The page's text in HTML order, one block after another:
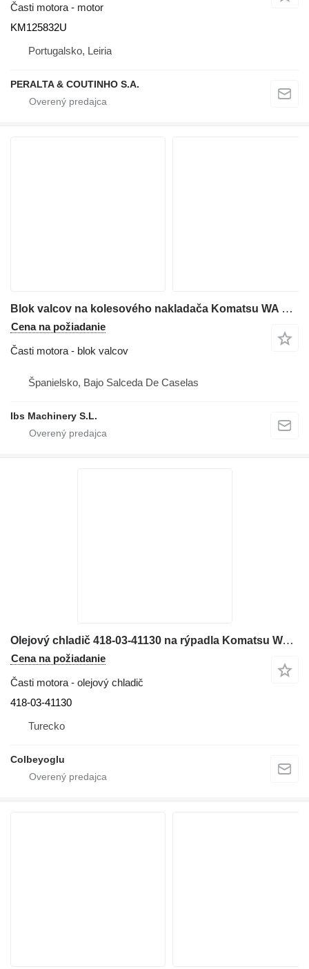
Časti motora - motor
KM125832U
Portugalsko, Leiria
PERALTA & COUTINHO S.A.
Blok valcov na kolesového nakladača Komatsu WA 600-1
Cena na požiadanie
Časti motora - blok valcov
Španielsko, Bajo Salceda De Caselas
Ibs Machinery S.L.
Olejový chladič 418-03-41130 na rýpadla Komatsu WA200-6
Cena na požiadanie
Časti motora - olejový chladič
418-03-41130
Turecko
Colbeyoglu